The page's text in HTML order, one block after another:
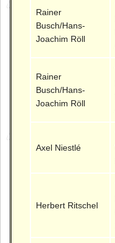
Rainer
Busch/Hans-
Joachim Röll
Rainer
Busch/Hans-
Joachim Röll
Axel Niestlé
Herbert Ritschel